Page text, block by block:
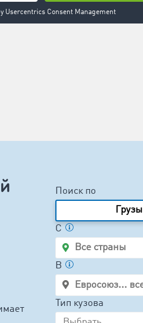
Поиск по
Грузы
C
B
Тип кузова